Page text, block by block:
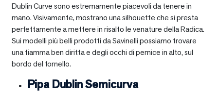
Dublin Curve sono estremamente piacevoli da tenere in
mano. Visivamente, mostrano una silhouette che si presta
perfettamente a mettere in risalto le venature della Radica.
Sui modelli più belli prodotti da Savinelli possiamo trovare
una fiamma ben diritta e degli occhi di pernice in alto, sul
bordo del fornello.
Pipa Dublin Semicurva